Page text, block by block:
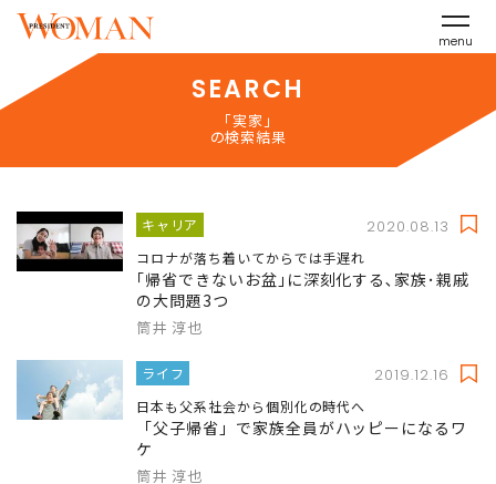
menu
SEARCH
「実家」
の検索結果
キャリア 2020.08.13
コロナが落ち着いてからでは手遅れ
｢帰省できないお盆｣に深刻化する､家族･親戚
の大問題3つ
筒井 淳也
ライフ 2019.12.16
日本も父系社会から個別化の時代へ
「父子帰省」で家族全員がハッピーになるワ
ケ
筒井 淳也